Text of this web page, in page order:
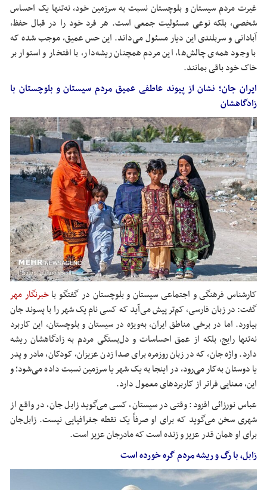
غیرت مردم سیستان و بلوچستان نسبت به سرزمین خود، نه‌تنها یک احساس
شخصی، بلکه نوعی مسئولیت جمعی است. هر فرد خود را در قبال حفظ،
آبادانی و سربلندی این دیار مسئول می‌داند. این حس عمیق، موجب شده که
با وجود همه‌ی چالش‌ها، این مردم همچنان ریشه‌دار، با افتخار و استوار بر
خاک خود باقی بمانند.
ایران جان؛ نشان از پیوند عاطفی عمیق مردم سیستان و بلوچستان با
زادگاهشان
کارشناس فرهنگی و اجتماعی سیستان و بلوچستان در گفتگو با خبرنگار مهر
گفت: در زبان فارسی، کم‌تر پیش می‌آید که کسی نام یک شهر را با پسوند جان
بیاورد. اما در برخی مناطق ایران، به‌ویژه در سیستان و بلوچستان، این کاربرد
نه‌تنها رایج، بلکه از عمق احساسات و دل‌بستگی مردم به زادگاهشان ریشه
دارد. واژه جان، که در زبان روزمره برای صدا زدن عزیزان، کودکان، مادر و پدر
یا دوستان به‌کار می‌رود، در اینجا به یک شهر یا سرزمین نسبت داده می‌شود؛ و
این، معنایی فراتر از کاربردهای معمول دارد.
عباسنورزائیافزود: وقتی در سیستان، کسی می‌گوید زابل جان، در واقع از
شهری سخن می‌گوید که برای او صرفاً یک نقطه جغرافیایی نیست. زابل‌جان
برای او همان قدر عزیز و زنده است کهمادرجانعزیز است.
زابل، با رگ و ریشه مردم گره خورده است